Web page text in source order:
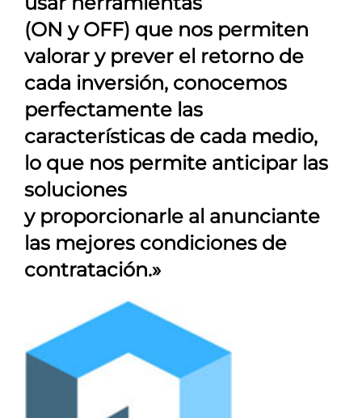
(ON y OFF) que nos permiten
valorar y prever el retorno de
cada inversión, conocemos
perfectamente las
características de cada medio,
lo que nos permite anticipar las
soluciones
y proporcionarle al anunciante
las mejores condiciones de
contratación.»